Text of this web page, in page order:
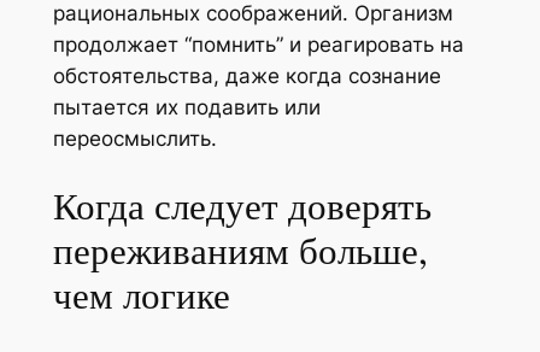
рациональных соображений. Организм
продолжает “помнить” и реагировать на
обстоятельства, даже когда сознание
пытается их подавить или
переосмыслить.
Когда следует доверять
переживаниям больше,
чем логике